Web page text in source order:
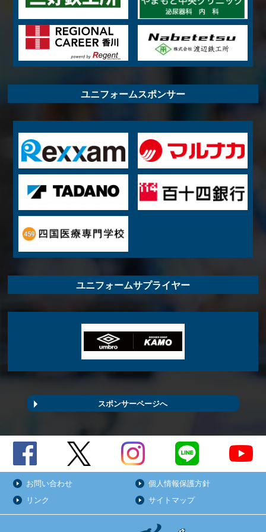
ユニフォームスポンサー
ユニフォームサプライヤー
スポンサーページへ
お問い合わせ
個人情報保護方針
リンク
サイトマップ